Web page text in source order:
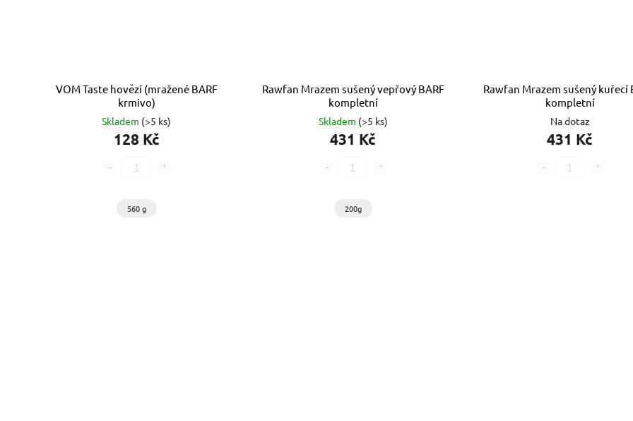
VOM Taste hovězí (mražené BARF
krmivo)
Skladem (>5 ks)
128 Kč
560 g
Rawfan Mrazem sušený vepřový BARF
kompletní
Skladem (>5 ks)
431 Kč
200g
Rawfan Mrazem sušený kuřecí
kompletní
Na dotaz
431 Kč